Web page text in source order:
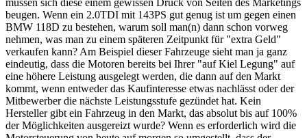
beugen. Wenn ein 2.0TDI mit 143PS gut genug ist um gegen einen
BMW 118D zu bestehen, warum soll man(n) dann schon vorweg
nehmen, was man zu einem späteren Zeitpunkt für "extra Geld"
verkaufen kann? Am Beispiel dieser Fahrzeuge sieht man ja ganz
eindeutig, dass die Motoren bereits bei Ihrer "auf Kiel Legung" auf
eine höhere Leistung ausgelegt werden, die dann auf den Markt
kommt, wenn entweder das Kaufinteresse etwas nachlässt oder der
Mitbewerber die nächste Leistungsstufe gezündet hat. Kein
Hersteller gibt ein Fahrzeug in den Markt, das absolut bis auf 100%
der Möglichkeiten ausgereizt wurde? Wenn es erforderlich wird die